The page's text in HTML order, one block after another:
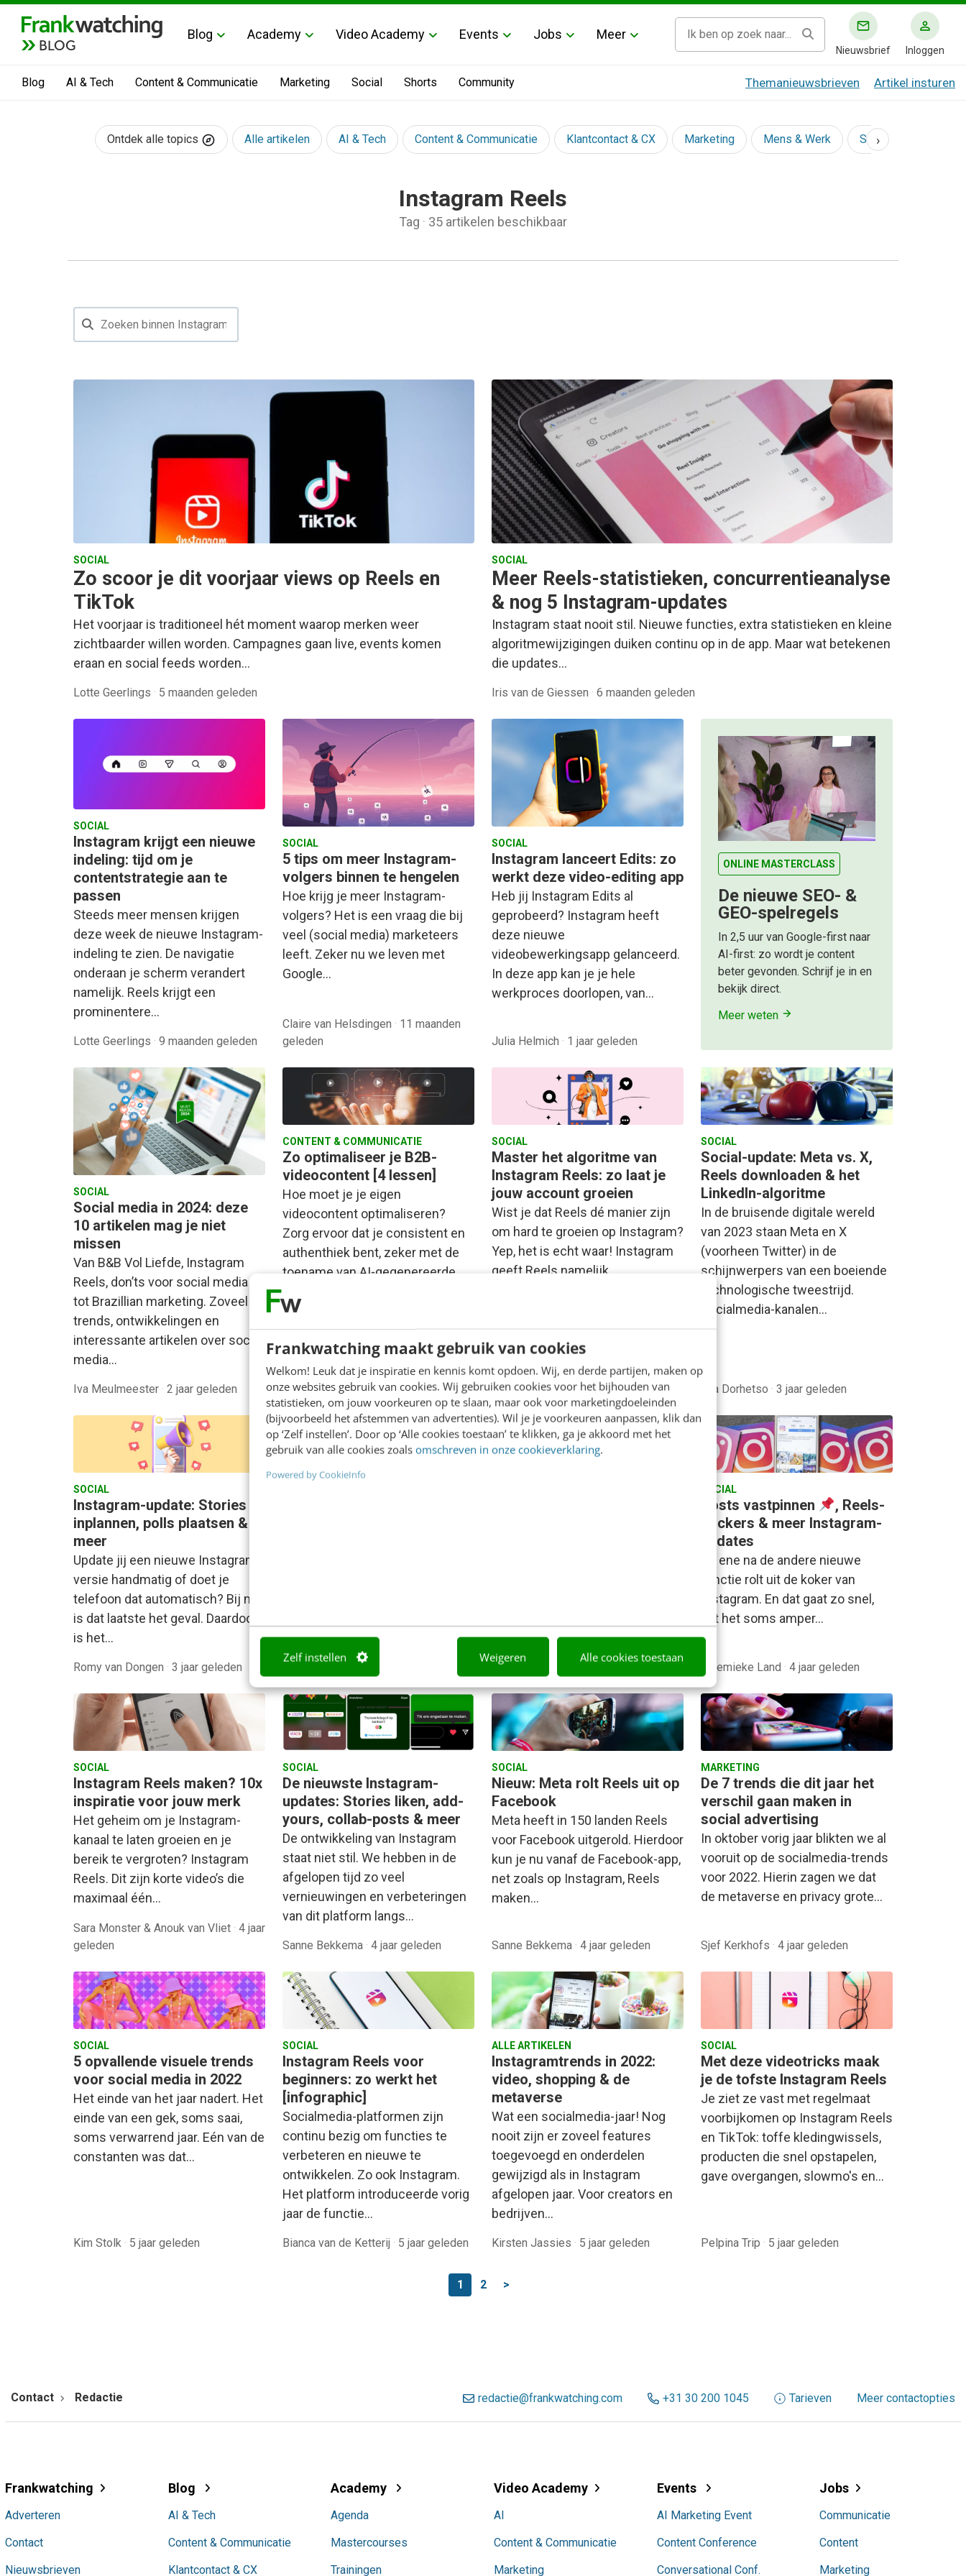
Frankwatching maakt gebruik van cookies
Welkom! Leuk dat je inspiratie en kennis komt opdoen. Wij, en derde partijen, maken op
onze websites gebruik van cookies. Wij gebruiken cookies voor het bijhouden van
statistieken, om jouw voorkeuren op te slaan, maar ook voor marketingdoeleinden
(bijvoorbeeld het afstemmen van advertenties). Wil je je voorkeuren aanpassen, klik dan
op ‘Zelf instellen’. Door op ‘Alle cookies toestaan’ te klikken, ga je akkoord met het
gebruik van alle cookies zoals omschreven in onze cookieverklaring.
Powered by CookieInfo
Zelf instellen Weigeren Alle cookies toestaan
BLOG
Blog Academy Video Academy Events Jobs Meer
Nieuwsbrief Inloggen
Blog AI & Tech Content & Communicatie Marketing Social Shorts Community Themanieuwsbrieven Artikel insturen
Ontdek alle topics Alle artikelen AI & Tech Content & Communicatie Klantcontact & CX Marketing Mens & Werk Social
›
Instagram Reels
Tag · 35 artikelen beschikbaar
SOCIAL
Zo scoor je dit voorjaar views op Reels en
TikTok
Het voorjaar is traditioneel hét moment waarop merken weer
zichtbaarder willen worden. Campagnes gaan live, events komen
eraan en social feeds worden…
Lotte Geerlings · 5 maanden geleden
SOCIAL
Meer Reels-statistieken, concurrentieanalyse
& nog 5 Instagram-updates
Instagram staat nooit stil. Nieuwe functies, extra statistieken en kleine
algoritmewijzigingen duiken continu op in de app. Maar wat betekenen
die updates…
Iris van de Giessen · 6 maanden geleden
SOCIAL
Instagram krijgt een nieuwe
indeling: tijd om je
contentstrategie aan te
passen
Steeds meer mensen krijgen
deze week de nieuwe Instagram-
indeling te zien. De navigatie
onderaan je scherm verandert
namelijk. Reels krijgt een
prominentere…
Lotte Geerlings · 9 maanden geleden
SOCIAL
5 tips om meer Instagram-
volgers binnen te hengelen
Hoe krijg je meer Instagram-
volgers? Het is een vraag die bij
veel (social media) marketeers
leeft. Zeker nu we leven met
Google…
Claire van Helsdingen · 11 maanden
geleden
SOCIAL
Instagram lanceert Edits: zo
werkt deze video-editing app
Heb jij Instagram Edits al
geprobeerd? Instagram heeft
deze nieuwe
videobewerkingsapp gelanceerd.
In deze app kan je je hele
werkproces doorlopen, van…
Julia Helmich · 1 jaar geleden
ONLINE MASTERCLASS
De nieuwe SEO- &
GEO-spelregels
In 2,5 uur van Google-first naar
AI-first: zo wordt je content
beter gevonden. Schrijf je in en
bekijk direct.
Meer weten
SOCIAL
Social media in 2024: deze
10 artikelen mag je niet
missen
Van B&B Vol Liefde, Instagram
Reels, don’ts voor social media
tot Brazillian marketing. Zoveel
trends, ontwikkelingen en
interessante artikelen over social
media…
Iva Meulmeester · 2 jaar geleden
CONTENT & COMMUNICATIE
Zo optimaliseer je B2B-
videocontent [4 lessen]
Hoe moet je je eigen
videocontent optimaliseren?
Zorg ervoor dat je consistent en
authenthiek bent, zeker met de
toename van AI-gegenereerde
Jerrel Arkes· 2 jaar geleden
SOCIAL
Master het algoritme van
Instagram Reels: zo laat je
jouw account groeien
Wist je dat Reels dé manier zijn
om hard te groeien op Instagram?
Yep, het is echt waar! Instagram
geeft Reels namelijk…
Kirsten Jassies· 2 jaar geleden
SOCIAL
Social-update: Meta vs. X,
Reels downloaden & het
LinkedIn-algoritme
In de bruisende digitale wereld
van 2023 staan Meta en X
(voorheen Twitter) in de
schijnwerpers van een boeiende
technologische tweestrijd.
Socialmedia-kanalen…
Eva Dorhetso · 3 jaar geleden
SOCIAL
Instagram-update: Stories
inplannen, polls plaatsen &
meer
Update jij een nieuwe Instagram-
versie handmatig of doet je
telefoon dat automatisch? Bij mij
is dat laatste het geval. Daardoor
is het…
Romy van Dongen · 3 jaar geleden 4 jaar geleden Saskia du Bois
SOCIAL
Posts vastpinnen
, Reels-
stickers & meer Instagram-
updates
De ene na de andere nieuwe
functie rolt uit de koker van
Instagram. En dat gaat zo snel,
dat het soms amper…
Elsemieke Land · 4 jaar geleden
SOCIAL
Instagram Reels maken? 10x
inspiratie voor jouw merk
Het geheim om je Instagram-
kanaal te laten groeien en je
bereik te vergroten? Instagram
Reels. Dit zijn korte video’s die
maximaal één…
Sara Monster & Anouk van Vliet · 4 jaar
geleden
SOCIAL
De nieuwste Instagram-
updates: Stories liken, add-
yours, collab-posts & meer
De ontwikkeling van Instagram
staat niet stil. We hebben in de
afgelopen tijd zo veel
vernieuwingen en verbeteringen
van dit platform langs…
Sanne Bekkema · 4 jaar geleden
SOCIAL
Nieuw: Meta rolt Reels uit op
Facebook
Meta heeft in 150 landen Reels
voor Facebook uitgerold. Hierdoor
kun je nu vanaf de Facebook-app,
net zoals op Instagram, Reels
maken…
Sanne Bekkema · 4 jaar geleden
MARKETING
De 7 trends die dit jaar het
verschil gaan maken in
social advertising
In oktober vorig jaar blikten we al
vooruit op de socialmedia-trends
voor 2022. Hierin zagen we dat
de metaverse en privacy grote…
Sjef Kerkhofs · 4 jaar geleden
SOCIAL
5 opvallende visuele trends
voor social media in 2022
Het einde van het jaar nadert. Het
einde van een gek, soms saai,
soms verwarrend jaar. Eén van de
constanten was dat…
Kim Stolk · 5 jaar geleden
SOCIAL
Instagram Reels voor
beginners: zo werkt het
[infographic]
Socialmedia-platformen zijn
continu bezig om functies te
verbeteren en nieuwe te
ontwikkelen. Zo ook Instagram.
Het platform introduceerde vorig
jaar de functie…
Bianca van de Ketterij · 5 jaar geleden
ALLE ARTIKELEN
Instagramtrends in 2022:
video, shopping & de
metaverse
Wat een socialmedia-jaar! Nog
nooit zijn er zoveel features
toegevoegd en onderdelen
gewijzigd als in Instagram
afgelopen jaar. Voor creators en
bedrijven…
Kirsten Jassies · 5 jaar geleden
SOCIAL
Met deze videotricks maak
je de tofste Instagram Reels
Je ziet ze vast met regelmaat
voorbijkomen op Instagram Reels
en TikTok: toffe kledingwissels,
producten die snel opstapelen,
gave overgangen, slowmo's en…
Pelpina Trip · 5 jaar geleden
1 2 >
Contact Redactie redactie@frankwatching.com +31 30 200 1045 Tarieven Meer contactopties
Frankwatching
Adverteren
Contact
Nieuwsbrieven
Blog
AI & Tech
Content & Communicatie
Klantcontact & CX
Academy
Agenda
Mastercourses
Trainingen
Video Academy
AI
Content & Communicatie
Marketing
Events
AI Marketing Event
Content Conference
Conversational Conf.
Jobs
Communicatie
Content
Marketing